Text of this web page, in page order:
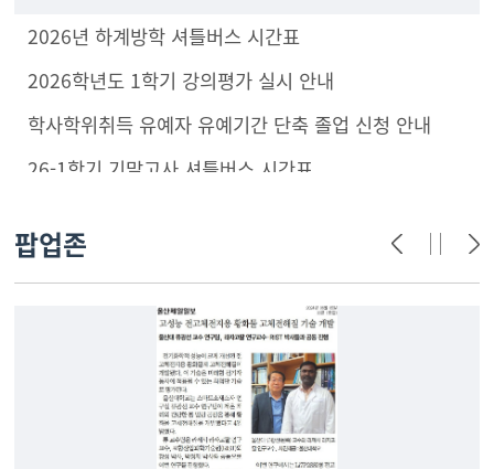
주시기 바랍니
2026년 하계방학 셔틀버스 시간표
2026학년도 1학기 강의평가 실시 안내
학사학위취득 유예자 유예기간 단축 졸업 신청 안내
26-1학기 기말고사 셔틀버스 시간표
팝업존